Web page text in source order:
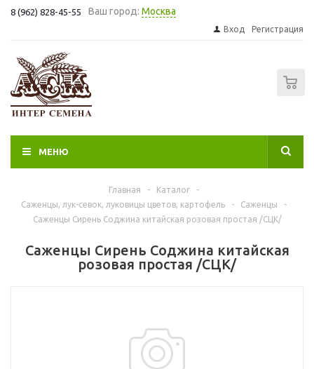
8 (962) 828-45-55 Ваш город: Москва
Вход Регистрация
МЕНЮ
Главная - Каталог
-
Саженцы, лук-севок, луковицы цветов, картофель
- Саженцы
-
Саженцы Сирень Соджина китайская розовая простая /СЦК/
Саженцы Сирень Соджина китайская
розовая простая /СЦК/